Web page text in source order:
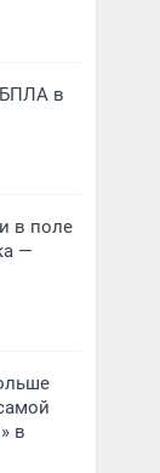
БПЛА в
в поле
—
в